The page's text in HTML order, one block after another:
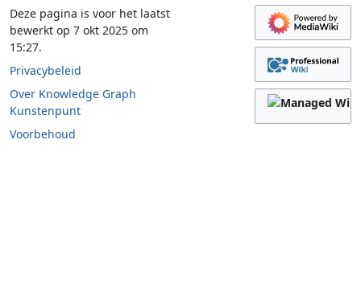
Deze pagina is voor het laatst
bewerkt op 7 okt 2025 om
15:27.
Privacybeleid
Over Knowledge Graph
Kunstenpunt
Voorbehoud